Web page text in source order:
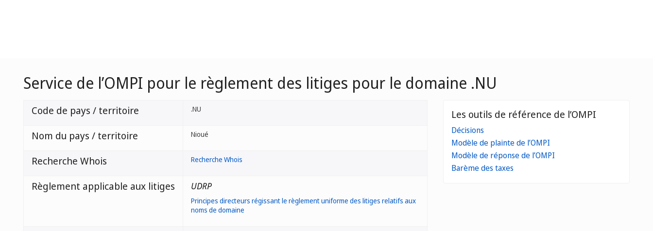
Service de l’OMPI pour le règlement des litiges pour le domaine .NU
Code de pays / territoire .NU
Nom du pays / territoire Nioué
Recherche Whois Recherche Whois
Règlement applicable aux litiges UDRP
Principes directeurs régissant le règlement uniforme des litiges relatifs aux
noms de domaine
Les outils de référence de l’OMPI
Décisions
Modèle de plainte de l’OMPI
Modèle de réponse de l’OMPI
Barème des taxes